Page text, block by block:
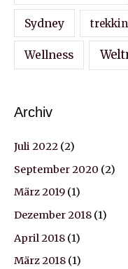
Sydney
Wellness
Archiv
Juli 2022 (2)
September 2020 (2)
März 2019 (1)
Dezember 2018 (1)
April 2018 (1)
März 2018 (1)